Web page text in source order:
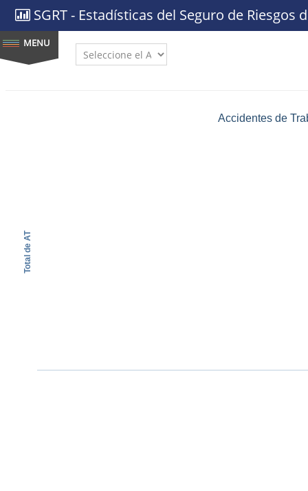
SGRT - Estadísticas del Seguro de Riesgos
AÑO:
Total de AT
Accidentes de